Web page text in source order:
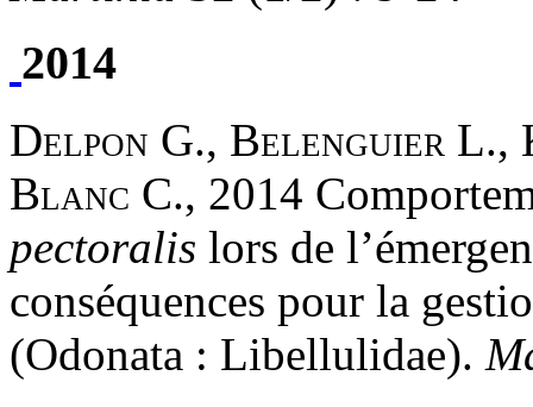
2014
Delpon G., Belenguier
Blanc C., 2014
pectoralis lors de
conséquences pour la
(Odonata : Libellulidae).